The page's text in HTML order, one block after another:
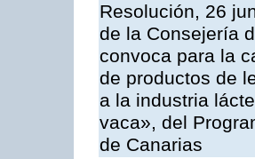
Resolución, 26
de la Consejería
convoca para la
de productos de
a la industria
vaca», del
de Canarias